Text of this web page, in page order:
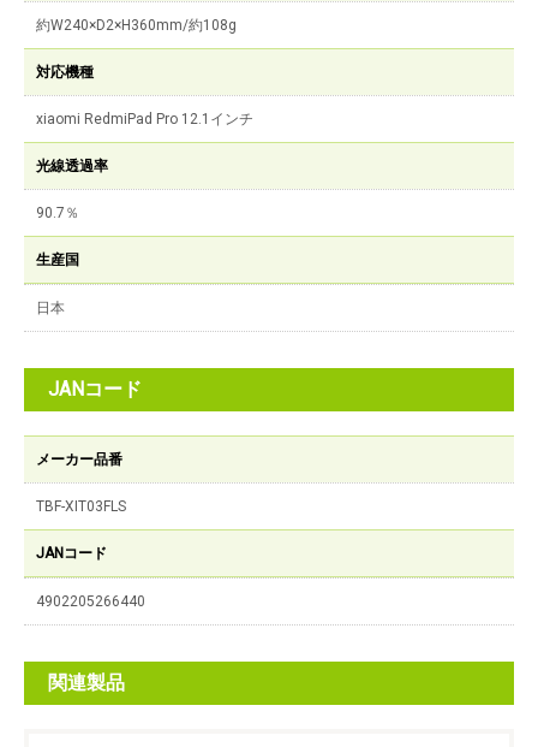
約W240×D2×H360mm/約108g
対応機種
xiaomi RedmiPad Pro 12.1インチ
光線透過率
90.7％
生産国
日本
JANコード
メーカー品番
TBF-XIT03FLS
JANコード
4902205266440
関連製品